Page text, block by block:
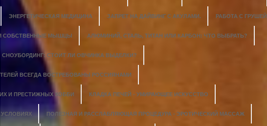
ЭНЕРГЕТИЧЕСКАЯ МЕДИЦИНА ЗАПРЕТ НА ДАЙВИНГ С АКУЛАМИ. РАБОТА С ГРУШЕЙ
СОБСТВЕННЫЕ МЫШЦЫ АЛЮМИНИЙ, СТАЛЬ, ТИТАН ИЛИ КАРБОН: ЧТО ВЫБРАТЬ?
СНОУБОРДИНГ: СТОИТ ЛИ ОВЧИНКА ВЫДЕЛКИ?
ВСЕГДА ВОСТРЕБОВАНЫ РОССИЯНАМИ
И ПРЕСТИЖНЫХ ХОББИ КЛАДКА ПЕЧЕЙ - УМИРАЮЩЕЕ ИСКУССТВО
ПОЛЕЗНАЯ И РАССЛАБЛЯЮЩАЯ ПРОЦЕДУРА - ЭРОТИЧЕСКИЙ МАССАЖ